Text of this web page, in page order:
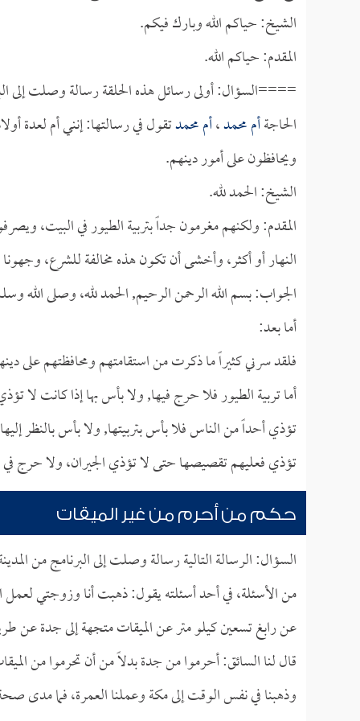
الشيخ: حياكم الله وبارك فيكم.
المقدم: حياكم الله.
====السؤال: أولى رسائل هذه الحلقة رسالة وصلت إلى
الحاجةأم محمد،أم محمدتقول في رسالتها: إنني أم لعدة
ويحافظون على أمور دينهم.
الشيخ: الحمد لله.
المقدم: ولكنهم مغرمون جداً بتربية الطيور في البيت،
النهار أو أكثر، وأخشى أن تكون هذه مخالفة للشرع،
الجواب: بسم الله الرحمن الرحيم, الحمد لله، وصلى الله
أما بعد:
فلقد سرني كثيراً ما ذكرت من استقامتهم ومحافظتهم على
أما تربية الطيور فلا حرج فيها, ولا بأس بها إذا كانت لا
تؤذي أحداً من الناس فلا بأس بتربيتها, ولا بأس بالنظر
تؤذي فعليهم تقصيصها حتى لا تؤذي الجيران، ولا حرج
حكم من أحرم من غير الميقات
السؤال: الرسالة التالية رسالة وصلت إلى البرنامج من
من الأسئلة، في أحد أسئلته يقول: ذهبت أنا وزوجتي لعمل
عن رابغ تسعين كيلو متر عن الميقات متجهة إلى جدة عن
قال لنا السائق: أحرموا من جدة بدلاً من أن تحرموا من
وذهبنا في نفس الوقت إلى مكة وعملنا العمرة، فما مدى